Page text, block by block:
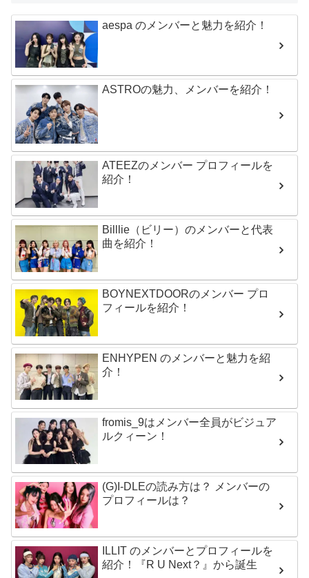
aespa のメンバーと魅力を紹介！
ASTROの魅力、メンバーを紹介！
ATEEZのメンバー プロフィールを
紹介！
Billlie（ビリー）のメンバーと代表
曲を紹介！
BOYNEXTDOORのメンバー プロ
フィールを紹介！
ENHYPEN のメンバーと魅力を紹
介！
fromis_9はメンバー全員がビジュア
ルクィーン！
(G)I-DLEの読み方は？ メンバーの
プロフィールは？
ILLIT のメンバーとプロフィールを
紹介！『R U Next？』から誕生